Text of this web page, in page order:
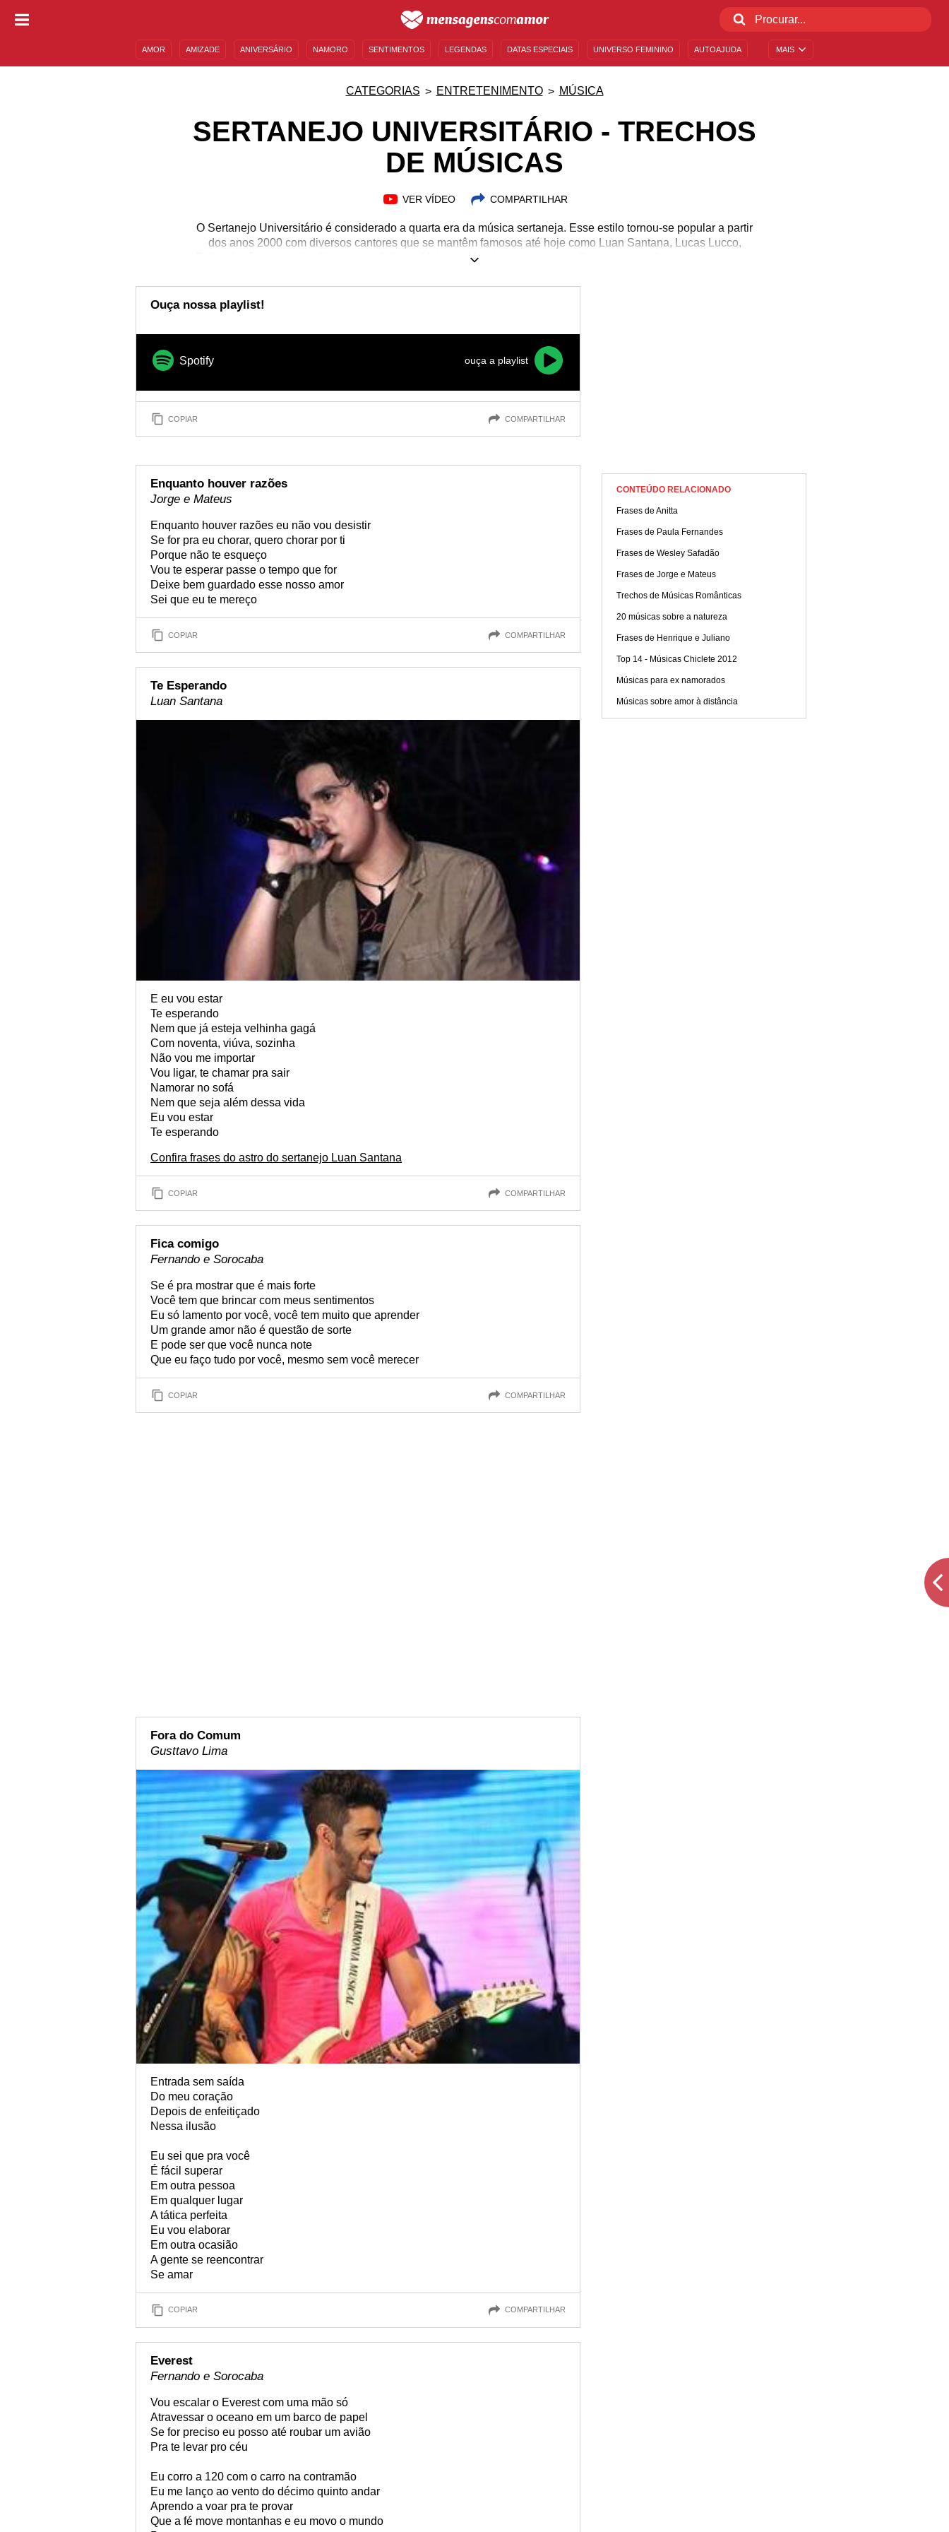
MAIS
AMOR AMIZADE ANIVERSÁRIO NAMORO SENTIMENTOS LEGENDAS DATAS ESPECIAIS UNIVERSO FEMININO AUTOAJUDA
CATEGORIAS ENTRETENIMENTO MÚSICA
SERTANEJO UNIVERSITÁRIO - TRECHOS
DE MÚSICAS
VER VÍDEO COMPARTILHAR
O Sertanejo Universitário é considerado a quarta era da música sertaneja. Esse estilo tornou-se popular a partir
dos anos 2000 com diversos cantores que se mantêm famosos até hoje como Luan Santana, Lucas Lucco,
Felipe Araújo, as duplas Henrique e Juliano, Maiara e Maraisa, entre outros. O movimento não parou de crescer
duplas e artistas sertanejos do estado de Goiás, agora têm cantores nascidos em outros Estados do Brasil,
incluindo São Paulo. Gosta desse estilo musical e quer se inspirar em trechos de Sertanejo Universitário?
Ouça nossa playlist!
Spotify ouça a playlist
COPIAR COMPARTILHAR
Enquanto houver razões
Jorge e Mateus
Enquanto houver razões eu não vou desistir
Se for pra eu chorar, quero chorar por ti
Porque não te esqueço
Vou te esperar passe o tempo que for
Deixe bem guardado esse nosso amor
Sei que eu te mereço
COPIAR COMPARTILHAR
Te Esperando
Luan Santana
E eu vou estar
Te esperando
Nem que já esteja velhinha gagá
Com noventa, viúva, sozinha
Não vou me importar
Vou ligar, te chamar pra sair
Namorar no sofá
Nem que seja além dessa vida
Eu vou estar
Te esperando
Confira frases do astro do sertanejo Luan Santana
COPIAR COMPARTILHAR
Fica comigo
Fernando e Sorocaba
Se é pra mostrar que é mais forte
Você tem que brincar com meus sentimentos
Eu só lamento por você, você tem muito que aprender
Um grande amor não é questão de sorte
E pode ser que você nunca note
Que eu faço tudo por você, mesmo sem você merecer
COPIAR COMPARTILHAR
Fora do Comum
Gusttavo Lima
Entrada sem saída
Do meu coração
Depois de enfeitiçado
Nessa ilusão
Eu sei que pra você
É fácil superar
Em outra pessoa
Em qualquer lugar
A tática perfeita
Eu vou elaborar
Em outra ocasião
A gente se reencontrar
Se amar
COPIAR COMPARTILHAR
Everest
Fernando e Sorocaba
Vou escalar o Everest com uma mão só
Atravessar o oceano em um barco de papel
Se for preciso eu posso até roubar um avião
Pra te levar pro céu
Eu corro a 120 com o carro na contramão
Eu me lanço ao vento do décimo quinto andar
Aprendo a voar pra te provar
Que a fé move montanhas e eu movo o mundo
CONTEÚDO RELACIONADO
Frases de Anitta
Frases de Paula Fernandes
Frases de Wesley Safadão
Frases de Jorge e Mateus
Trechos de Músicas Românticas
20 músicas sobre a natureza
Frases de Henrique e Juliano
Top 14 - Músicas Chiclete 2012
Músicas para ex namorados
Músicas sobre amor à distância